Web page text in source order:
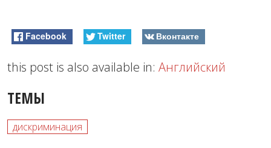
Facebook Twitter Вконтакте
this post is also available in: Английский
ТЕМЫ
дискриминация